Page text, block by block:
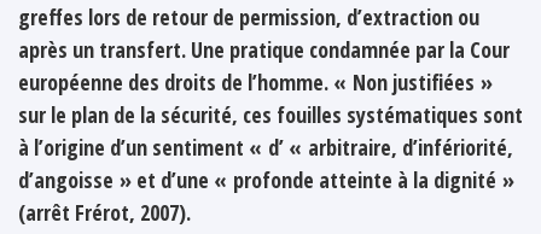
greffes lors de retour de permission, d’extraction ou
après un transfert. Une pratique condamnée par la Cour
européenne des droits de l’homme. « Non justifiées »
sur le plan de la sécurité, ces fouilles systématiques sont
à l’origine d’un sentiment « d’ « arbitraire, d’infériorité,
d’angoisse » et d’une « profonde atteinte à la dignité »
(arrêt Frérot, 2007).